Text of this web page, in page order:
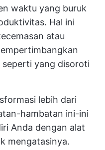
waktu yang buruk
Hal ini
atau
yang disoroti
lebih dari
hambatan ini-ini
Anda dengan alat
mengatasinya.